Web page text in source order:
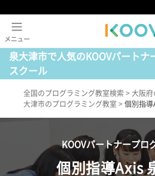
泉大津市で人気のKOOVパートナ
スクール
全国のプログラミング教室検索 > 大阪府
大津市のプログラミング教室 > 個別指導
KOOVパートナープロ
個別指導Axis